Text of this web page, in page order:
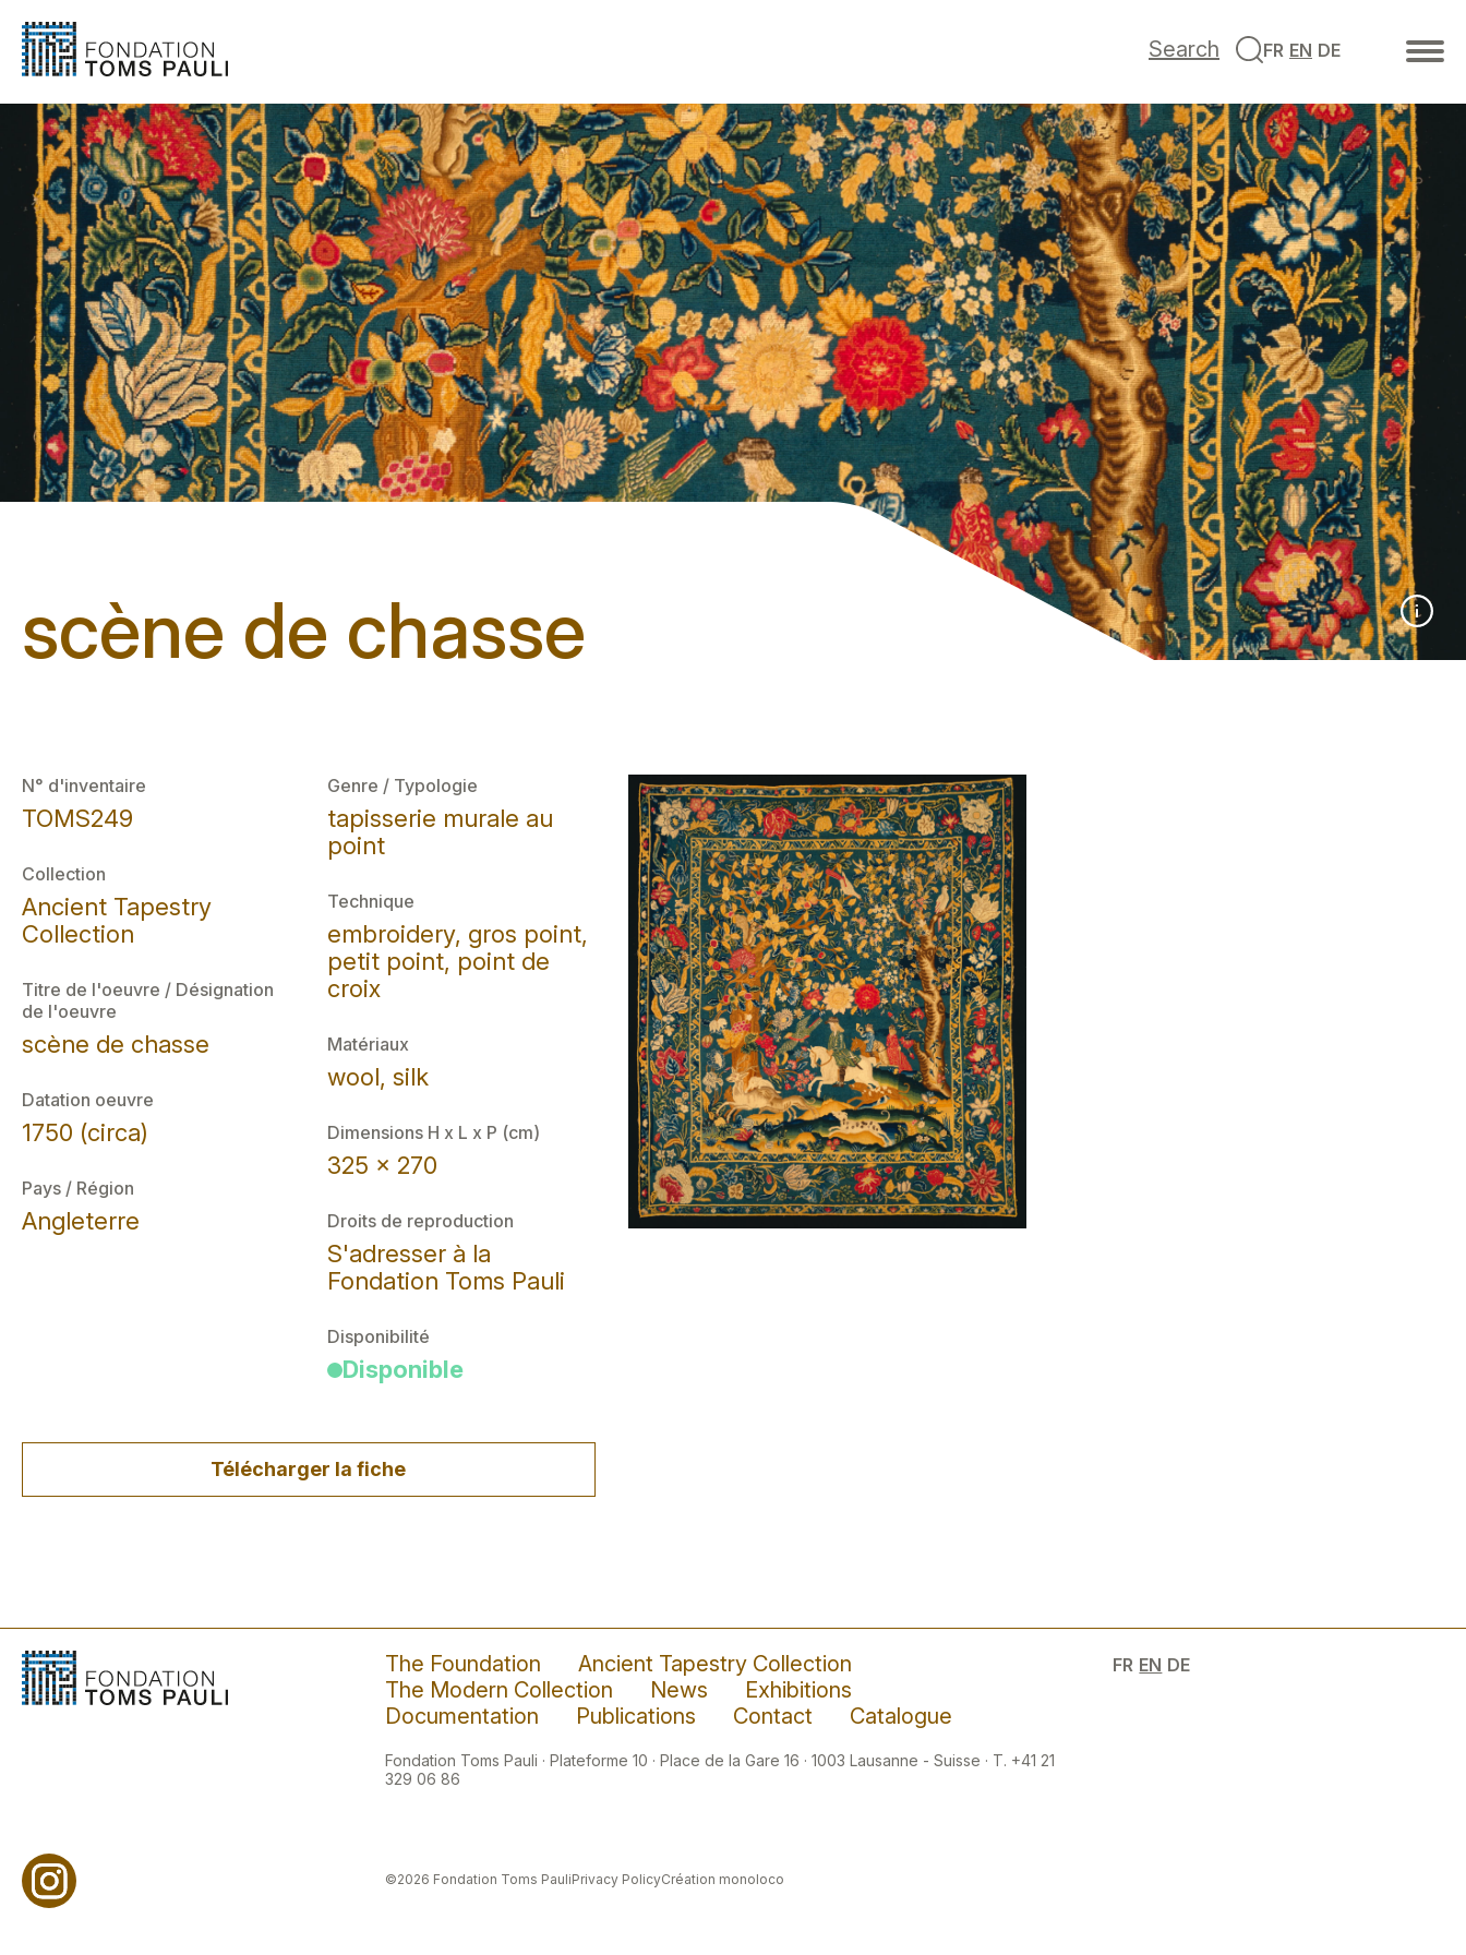
Search FR EN DE
scène de chasse
N° d'inventaire
TOMS249
Collection
Ancient Tapestry
Collection
Titre de l'oeuvre / Désignation
de l'oeuvre
scène de chasse
Datation oeuvre
1750 (circa)
Pays / Région
Angleterre
Genre / Typologie
tapisserie murale au
point
Technique
embroidery, gros point,
petit point, point de
croix
Matériaux
wool, silk
Dimensions H x L x P (cm)
325 x 270
Droits de reproduction
S'adresser à la
Fondation Toms Pauli
Disponibilité
Disponible
Télécharger la fiche
The Foundation
Ancient Tapestry Collection
The Modern Collection
News
Exhibitions
Documentation
Publications Contact Catalogue
Fondation Toms Pauli · Plateforme 10 · Place de la Gare 16 · 1003 Lausanne - Suisse · T. +41 21
329 06 86
FR EN DE
©2026 Fondation Toms PauliPrivacy PolicyCréation monoloco